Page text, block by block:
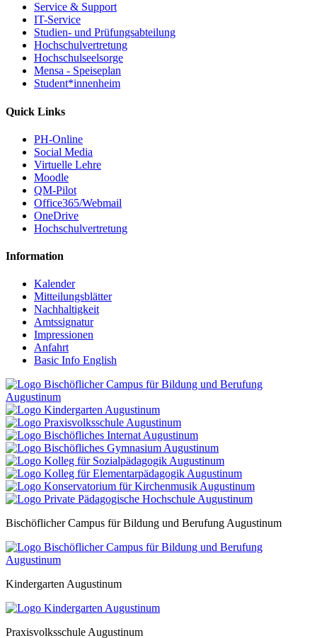
Service & Support
IT-Service
Studien- und Prüfungsabteilung
Hochschulvertretung
Hochschulseelsorge
Mensa - Speiseplan
Student*innenheim
Quick Links
PH-Online
Social Media
Virtuelle Lehre
Moodle
QM-Pilot
Office365/Webmail
OneDrive
Hochschulvertretung
Information
Kalender
Mitteilungsblätter
Nachhaltigkeit
Amtssignatur
Impressionen
Anfahrt
Basic Info English
Bischöflicher Campus für Bildung und Berufung Augustinum
Kindergarten Augustinum
Praxisvolksschule Augustinum